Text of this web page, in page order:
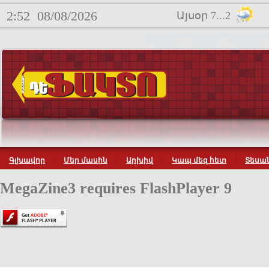
2:52 08/08/2026 Այսօր 7...2
Գլխավոր Մեր մասին Արխիվ Կապ մեզ հետ
MegaZine3 requires FlashPlayer 9